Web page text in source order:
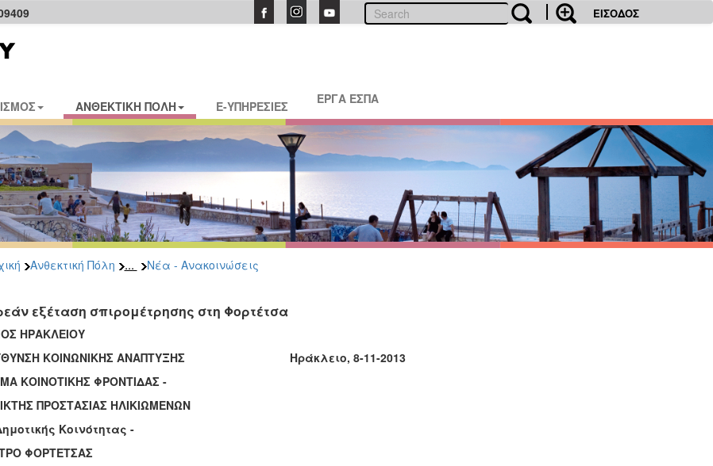
ΕΙΣΟΔΟΣ
ΑΝΘΕΚΤΙΚΗ ΠΟΛΗ E-ΥΠΗΡΕΣΙΕΣ ΕΡΓΑ ΕΣΠΑ
Ανθεκτική Πόλη ... Νέα - Ανακοινώσεις
εξέταση σπιρομέτρησης στη Φορτέτσα
ΗΡΑΚΛΕΙΟΥ
ΚΟΙΝΩΝΙΚΗΣ ΑΝΑΠΤΥΞΗΣ Ηράκλειο, 8-11-2013
ΚΟΙΝΟΤΙΚΗΣ ΦΡΟΝΤΙΔΑΣ -
ΠΡΟΣΤΑΣΙΑΣ ΗΛΙΚΙΩΜΕΝΩΝ
Κοινότητας -
ΦΟΡΤΕΤΣΑΣ